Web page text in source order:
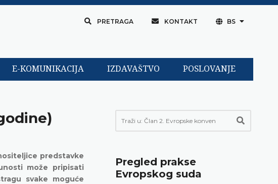
PRETRAGA KONTAKT BS
E-KOMUNIKACIJA IZDAVAŠTVO POSLOVANJE
predstavke
može pripisati
svake moguće
Pregled prakse
Evropskog suda